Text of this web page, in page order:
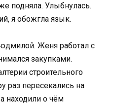
подняла. Улыбнулась.
я обожгла язык.
Женя работал с
закупками.
строительного
раз пересекались на
находили о чём